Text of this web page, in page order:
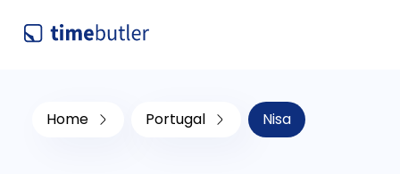
Home Portugal Nisa